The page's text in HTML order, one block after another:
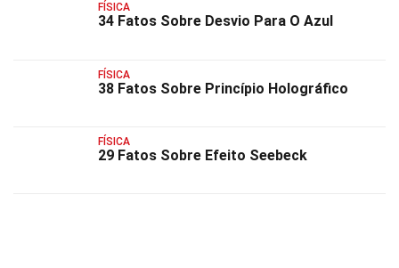
FÍSICA
34 Fatos Sobre Desvio Para O Azul
FÍSICA
38 Fatos Sobre Princípio Holográfico
FÍSICA
29 Fatos Sobre Efeito Seebeck